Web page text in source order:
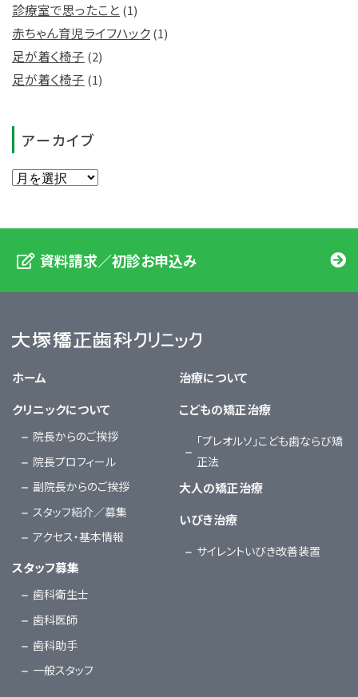
診療室で思ったこと (1)
赤ちゃん育児ライフハック(1)
足が着く椅子 (2)
足が着く椅子 (1)
アーカイブ
資料請求／初診お申込み
ホーム
クリニックについて
院長からのご挨拶
院長プロフィール
副院長からのご挨拶
スタッフ紹介／募集
アクセス・基本情報
スタッフ募集
歯科衛生士
歯科医師
歯科助手
一般スタッフ
治療について
こどもの矯正治療
「プレオルソ」こども歯ならび矯
正法
大人の矯正治療
いびき治療
サイレントいびき改善装置